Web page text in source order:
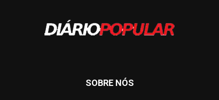
SOBRE NÓS